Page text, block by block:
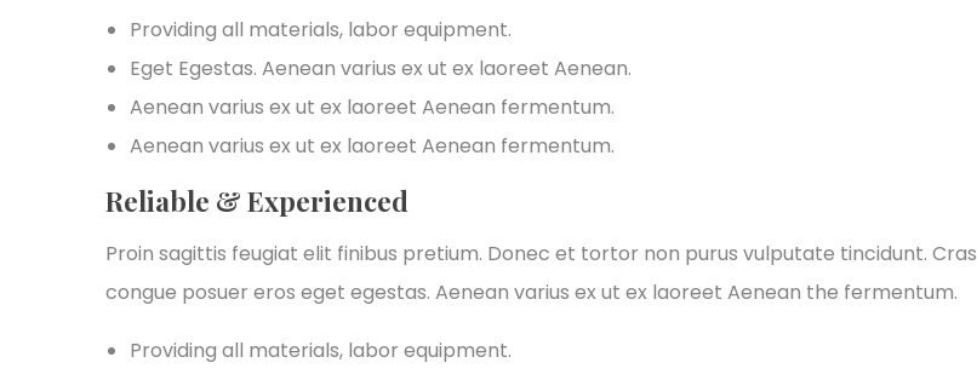
Providing all materials, labor equipment.
Eget Egestas. Aenean varius ex ut ex laoreet Aenean.
Aenean varius ex ut ex laoreet Aenean fermentum.
Aenean varius ex ut ex laoreet Aenean fermentum.
Reliable & Experienced
Proin sagittis feugiat elit finibus pretium. Donec et tortor non purus vulputate tincidunt. Cras
congue posuer eros eget egestas. Aenean varius ex ut ex laoreet Aenean the fermentum.
Providing all materials, labor equipment.